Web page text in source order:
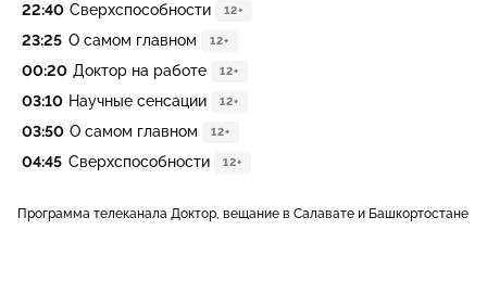
22:40 Сверхспособности 12+
23:25 О самом главном 12+
00:20 Доктор на работе 12+
03:10 Научные сенсации 12+
03:50 О самом главном 12+
04:45 Сверхспособности 12+
Программа телеканала Доктор, вещание в Салавате и Башкортостане